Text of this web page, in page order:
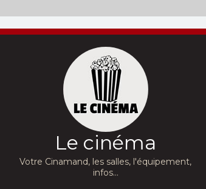
Le cinéma
Votre Cinamand, les salles, l'équipement,
infos...